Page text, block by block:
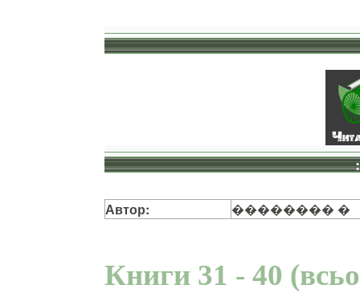
Автор: �������� �
Книги 31 - 40